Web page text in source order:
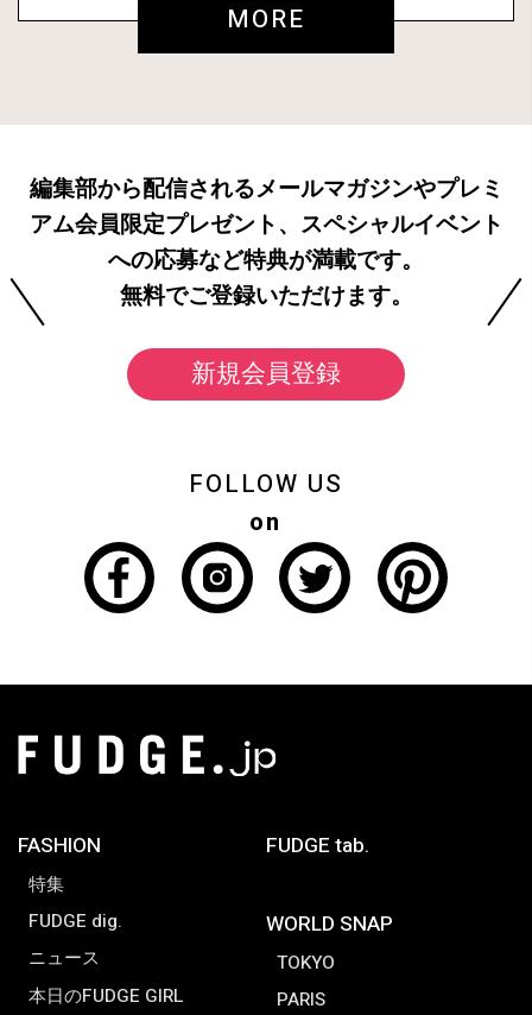
MORE
編集部から配信されるメールマガジンやプレミ
アム会員限定プレゼント、スペシャルイベント
への応募など特典が満載です。
無料でご登録いただけます。
新規会員登録
FOLLOW US
on
FASHION
特集
FUDGE dig.
ニュース
本日のFUDGE GIRL
FUDGE tab.
WORLD SNAP
TOKYO
PARIS